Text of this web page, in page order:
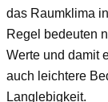
das Raumklima
Regel bedeuten
Werte und damit
auch leichtere
Langlebigkeit.